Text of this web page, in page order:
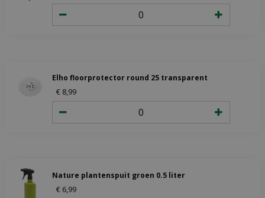
Elho floorprotector round 25 transparent
€ 8,99
Nature plantenspuit groen 0.5 liter
€ 6,99